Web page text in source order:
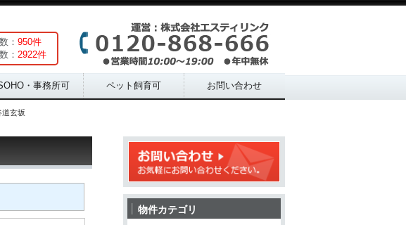
： 950件
： 2922件
・事務所可 ペット飼育可 お問い合わせ
道玄坂
物件カテゴリ